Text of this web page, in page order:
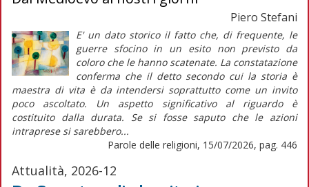
Piero Stefani
E' un dato storico il fatto che, di frequente, le
guerre sfocino in un esito non previsto da
coloro che le hanno scatenate. La constatazione
conferma che il detto secondo cui la storia è
maestra di vita è da intendersi soprattutto come un invito
poco ascoltato. Un aspetto significativo al riguardo è
costituito dalla durata. Se si fosse saputo che le azioni
intraprese si sarebbero...
Parole delle religioni, 15/07/2026, pag. 446
Attualità, 2026-12